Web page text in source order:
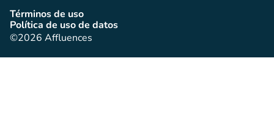
Términos de uso
(nueva pestaña)
Política de uso de datos
(nueva pestaña)
©2026 Affluences